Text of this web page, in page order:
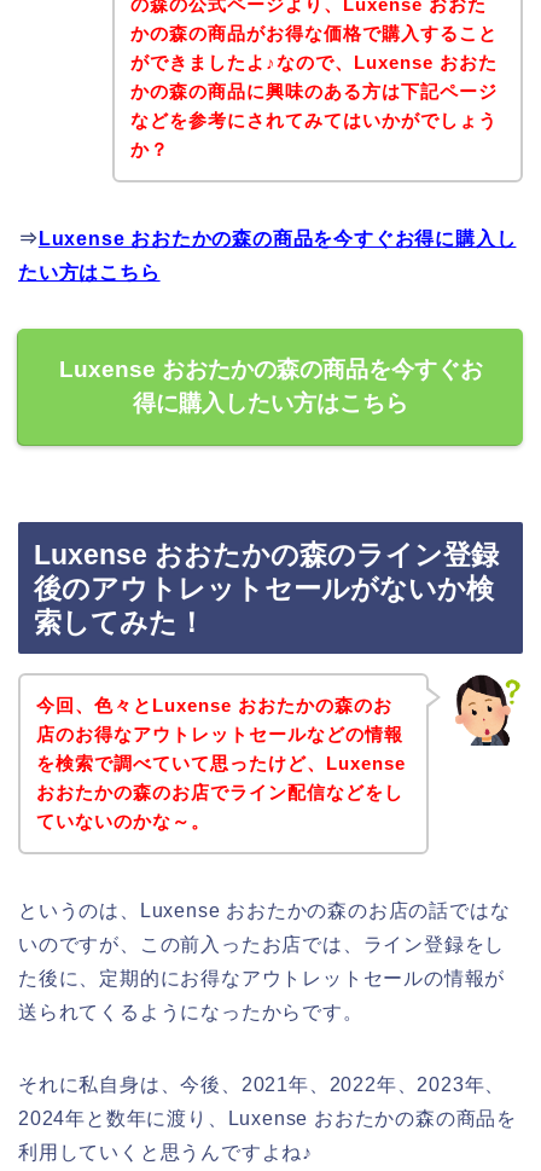
の森の公式ページより、Luxense おおた
かの森の商品がお得な価格で購入すること
ができましたよ♪なので、Luxense おおた
かの森の商品に興味のある方は下記ページ
などを参考にされてみてはいかがでしょう
か？
⇒ Luxense おおたかの森の商品を今すぐお得に購入し
たい方はこちら
Luxense おおたかの森の商品を今すぐお
得に購入したい方はこちら
Luxense おおたかの森のライン登録
後のアウトレットセールがないか検
索してみた！
今回、色々とLuxense おおたかの森のお
店のお得なアウトレットセールなどの情報
を検索で調べていて思ったけど、Luxense
おおたかの森のお店でライン配信などをし
ていないのかな～。
というのは、Luxense おおたかの森のお店の話ではな
いのですが、この前入ったお店では、ライン登録をし
た後に、定期的にお得なアウトレットセールの情報が
送られてくるようになったからです。
それに私自身は、今後、2021年、2022年、2023年、
2024年と数年に渡り、Luxense おおたかの森の商品を
利用していくと思うんですよね♪